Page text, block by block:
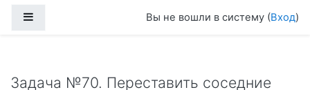
Вы не вошли в систему (Вход)
Задача №70. Переставить соседние